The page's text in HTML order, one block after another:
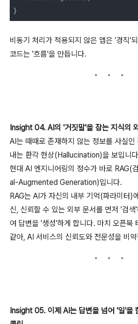
비동기 처리가 적용되지 않은 앱은 '경직'
코드는 '흐름'을 만듭니다.
Insight 04. AI의 '거짓말'을 잡는 지식의
AI는 때때로 존재하지 않는 정보를 사실인
내는 환각 현상(Hallucination)을 보입니
현대 AI 엔지니어링의 정수가 바로 RAG(
al-Augmented Generation)입니다.
RAG는 AI가 자신의 내부 기억(파라미터)
신, 신뢰할 수 있는 외부 문서를 먼저 '검
여 답변을 '생성'하게 합니다. 마치 오픈북
같아, AI 서비스의 신뢰도와 전문성을 비
Insight 05. 이제 AI는 답변을 넘어 '일'을